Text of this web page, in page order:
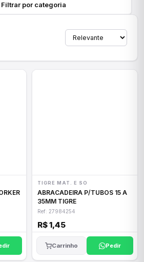
Filtrar por categoria
TIGRE MAT. E SO
ABRACADEIRA P/TUBOS 15 A
35MM TIGRE
Ref: 27984254
R$ 1,45
Carrinho Pedir